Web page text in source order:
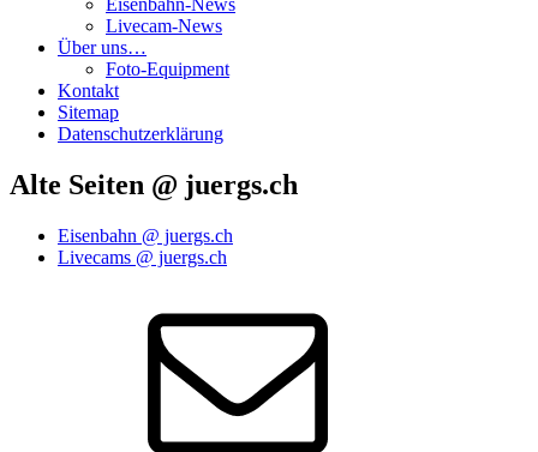
Eisenbahn-News
Livecam-News
Über uns…
Foto-Equipment
Kontakt
Sitemap
Datenschutzerklärung
Alte Seiten @ juergs.ch
Eisenbahn @ juergs.ch
Livecams @ juergs.ch